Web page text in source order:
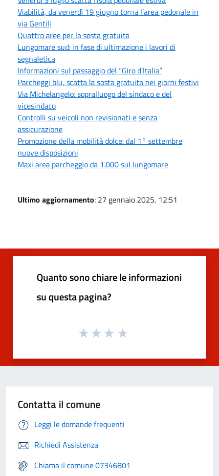
Viabilità, da venerdì 19 giugno torna l’area pedonale in
via Gentili
Quattro aree per la sosta gratuita
Lungomare sud: in fase di ultimazione i lavori di
segnaletica
Informazioni sul passaggio del “Giro d’Italia”
Parcheggi blu, scatta la sosta gratuita nei giorni festivi
Via Michelangelo: sopralluogo del sindaco e del
vicesindaco
Controlli su veicoli non revisionati e senza
assicurazione
Promozione della mobilità dolce: dal 1° settembre
nuove disposizioni
Maxi area parcheggio da 1.000 sul lungomare
Ultimo aggiornamento: 27 gennaio 2025, 12:51
Quanto sono chiare le informazioni
su questa pagina?
Contatta il comune
Leggi le domande frequenti
Richiedi Assistenza
Chiama il comune 07346801